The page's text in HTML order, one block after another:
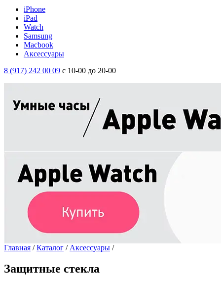
iPhone
iPad
Watch
Samsung
Macbook
Аксессуары
8 (917) 242 00 09 с 10-00 до 20-00
Главная / Каталог / Аксессуары /
Защитные стекла